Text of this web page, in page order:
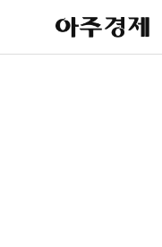
아
주
제